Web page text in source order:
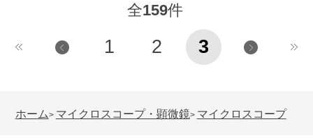
全159件
1 2 3
ホーム> マイクロスコープ・顕微鏡> マイクロスコープ